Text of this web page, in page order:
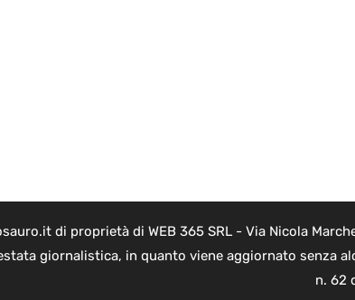
di proprietà di WEB 365 SRL - Via Nicola
giornalistica, in quanto viene aggiornato senza
n. 62